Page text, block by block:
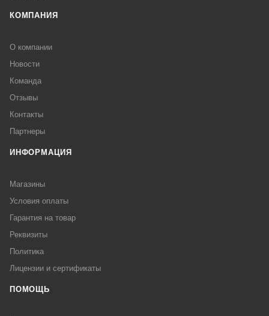
КОМПАНИЯ
О компании
Новости
Команда
Отзывы
Контакты
Партнеры
ИНФОРМАЦИЯ
Магазины
Условия оплаты
Гарантия на товар
Реквизиты
Политика
Лицензии и сертификаты
ПОМОЩЬ